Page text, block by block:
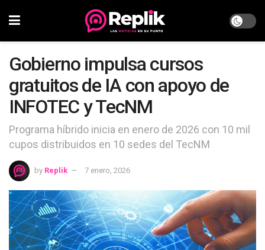
Gobierno impulsa cursos
gratuitos de IA con apoyo de
INFOTEC y TecNM
Programa híbrido inicia en enero de 2026 con 10 mil
cupos distribuidos en 10 sedes del TecNM
by Replik 7 enero, 2026